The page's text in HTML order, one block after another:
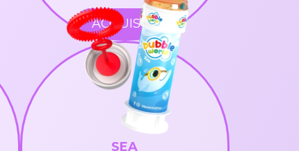
ACQUISTA
SEA